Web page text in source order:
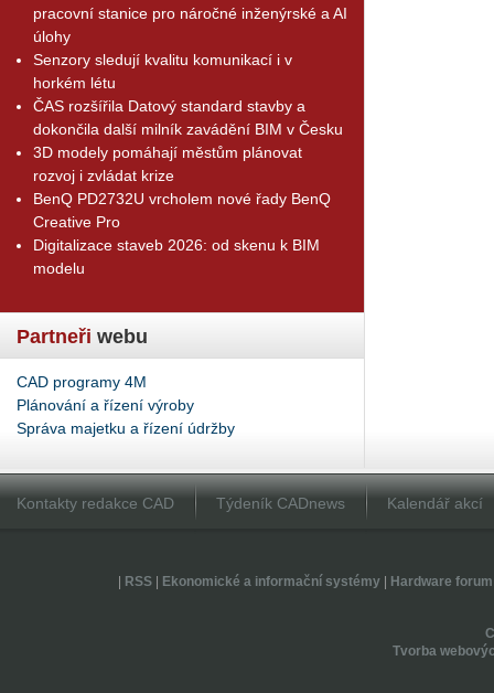
pracovní stanice pro náročné inženýrské a AI
úlohy
Senzory sledují kvalitu komunikací i v
horkém létu
ČAS rozšířila Datový standard stavby a
dokončila další milník zavádění BIM v Česku
3D modely pomáhají městům plánovat
rozvoj i zvládat krize
BenQ PD2732U vrcholem nové řady BenQ
Creative Pro
Digitalizace staveb 2026: od skenu k BIM
modelu
Partneři webu
CAD programy 4M
Plánování a řízení výroby
Správa majetku a řízení údržby
Kontakty redakce CAD Týdeník CADnews Kalendář akcí
RSS| Ekonomické a informační systémy| Hardware forum
Tvorba